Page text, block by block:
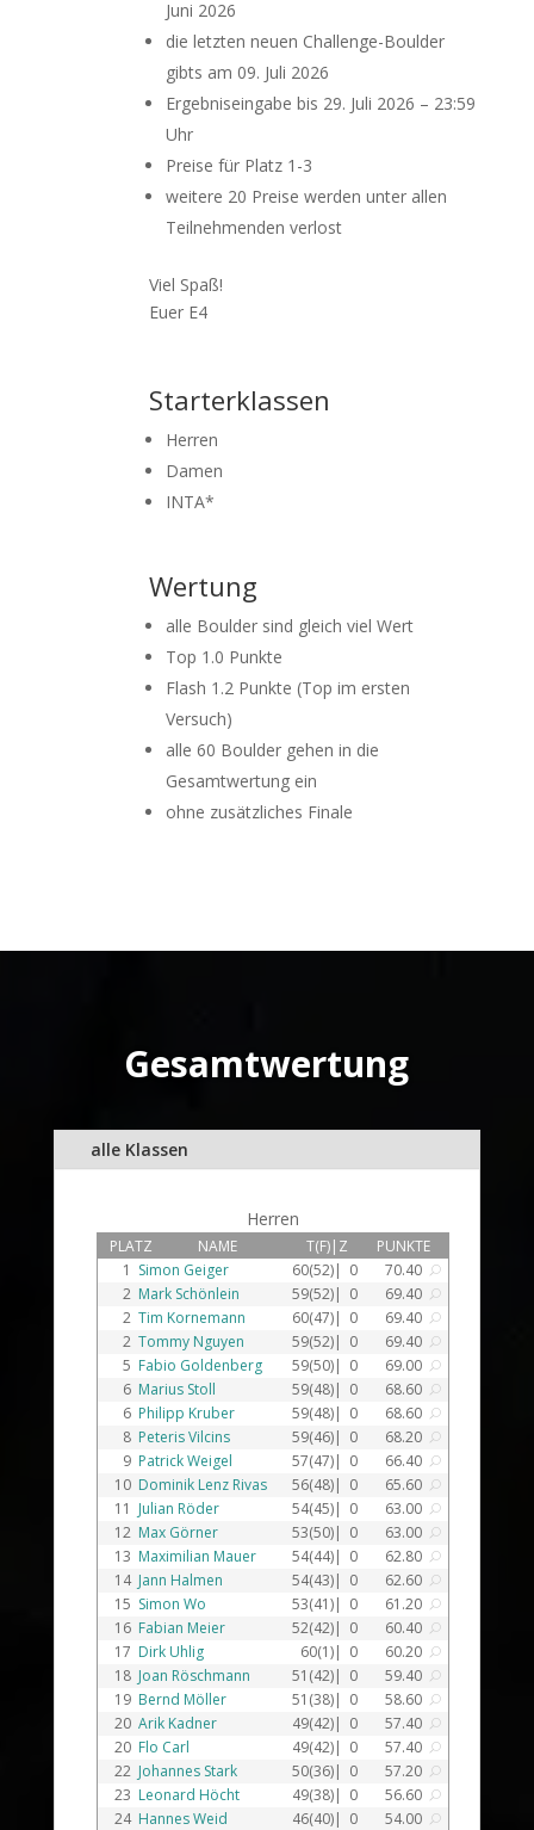
Juni 2026
die letzten neuen Challenge-Boulder
gibts am 09. Juli 2026
Ergebniseingabe bis 29. Juli 2026 – 23:59
Uhr
Preise für Platz 1-3
weitere 20 Preise werden unter allen
Teilnehmenden verlost
Viel Spaß!
Euer E4
Starterklassen
Herren
Damen
INTA*
Wertung
alle Boulder sind gleich viel Wert
Top 1.0 Punkte
Flash 1.2 Punkte (Top im ersten
Versuch)
alle 60 Boulder gehen in die
Gesamtwertung ein
ohne zusätzliches Finale
Gesamtwertung
alle Klassen
Herren
PLATZ NAME T(F)|Z
PUNKTE
1 Simon Geiger 60(52)| 0 70.40 U
2 Mark Schönlein 59(52)| 0 69.40 U
2 Tim Kornemann 60(47)| 0 69.40 U
2 Tommy Nguyen 59(52)| 0 69.40 U
5 Fabio Goldenberg 59(50)| 0 69.00 U
6 Marius Stoll 59(48)| 0 68.60 U
6 Philipp Kruber 59(48)| 0 68.60 U
8 Peteris Vilcins 59(46)| 0 68.20 U
9 Patrick Weigel 57(47)| 0 66.40 U
10 Dominik Lenz Rivas 56(48)| 0 65.60 U
11 Julian Röder 54(45)| 0 63.00 U
12 Max Görner 53(50)| 0 63.00 U
13 Maximilian Mauer 54(44)| 0 62.80 U
14 Jann Halmen 54(43)| 0 62.60 U
15 Simon Wo 53(41)| 0 61.20 U
16 Fabian Meier 52(42)| 0 60.40 U
17 Dirk Uhlig 60(1)| 0 60.20 U
18 Joan Röschmann 51(42)| 0 59.40 U
19 Bernd Möller 51(38)| 0 58.60 U
20 Arik Kadner 49(42)| 0 57.40 U
20 Flo Carl 49(42)| 0 57.40 U
22 Johannes Stark 50(36)| 0 57.20 U
23 Leonard Höcht 49(38)| 0 56.60 U
24 Hannes Weid 46(40)| 0 54.00 U